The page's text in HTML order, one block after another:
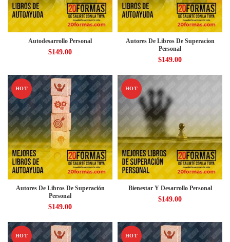
Autodesarrollo Personal
$149.00
Autores De Libros De Superacion
Personal
$149.00
HOT
Autores De Libros De Superación
Personal
$149.00
HOT
Bienestar Y Desarrollo Personal
$149.00
HOT HOT